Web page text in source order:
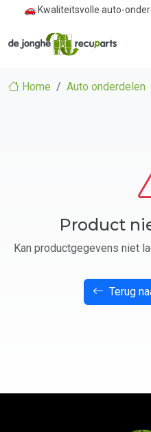
🚗 Kwaliteitsvolle auto-
Home Auto onderdelen
Product
Kan productgegevens niet
Terug